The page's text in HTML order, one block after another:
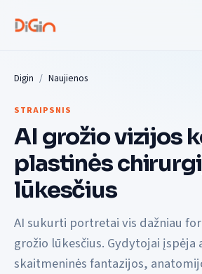
Digin Naujienos
STRAIPSNIS
AI grožio vizijos
plastinės
lūkesčius
AI sukurti portretai vis dažniau
grožio lūkesčius. Gydytojai
skaitmeninės fantazijos,